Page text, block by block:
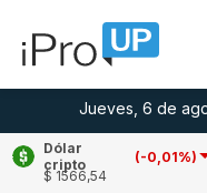
Jueves, 6 de
Dólar
cripto
(-0,01%)
$ 1566,54
(-1,98%)